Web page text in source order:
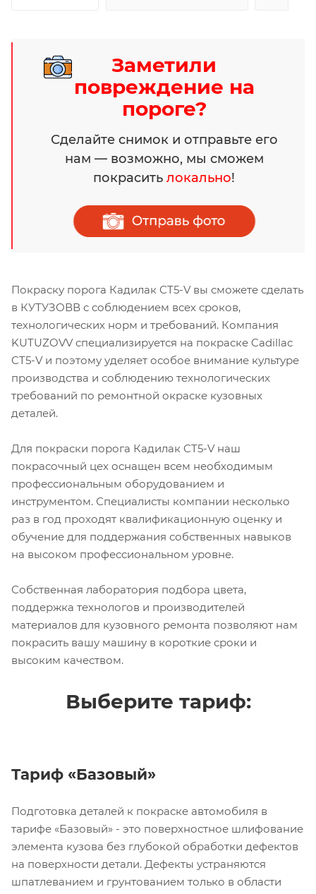
Заметили
повреждение на
пороге?
Сделайте снимок и отправьте его
нам — возможно, мы сможем
покрасить локально!
Покраску порога Кадилак CT5-V вы сможете сделать
в КУТУЗОВВ с соблюдением всех сроков,
технологических норм и требований. Компания
KUTUZOVV специализируется на покраске Cadillac
CT5-V и поэтому уделяет особое внимание культуре
производства и соблюдению технологических
требований по ремонтной окраске кузовных
деталей.
Для покраски порога Кадилак CT5-V наш
покрасочный цех оснащен всем необходимым
профессиональным оборудованием и
инструментом. Специалисты компании несколько
раз в год проходят квалификационную оценку и
обучение для поддержания собственных навыков
на высоком профессиональном уровне.
Собственная лаборатория подбора цвета,
поддержка технологов и производителей
материалов для кузовного ремонта позволяют нам
покрасить вашу машину в короткие сроки и
высоким качеством.
Выберите тариф:
Тариф «Базовый»
Подготовка деталей к покраске автомобиля в
тарифе «Базовый» - это поверхностное шлифование
элемента кузова без глубокой обработки дефектов
на поверхности детали. Дефекты устраняются
шпатлеванием и грунтованием только в области